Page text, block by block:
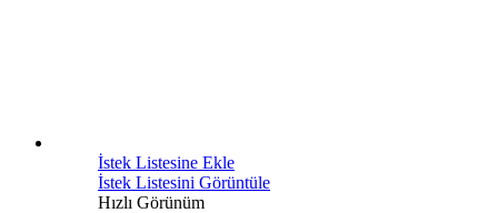
İstek Listesine Ekle
İstek Listesini Görüntüle
Hızlı Görünüm